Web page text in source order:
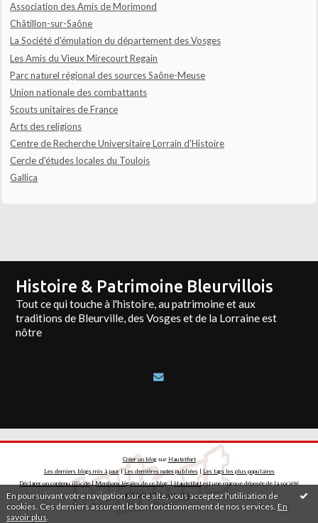
En poursuivant votre navigation sur ce site, vous acceptez l'utilisation de
cookies. Ces derniers assurent le bon fonctionnement de nos services. En
savoir plus
Association des Amis de Morimond
Châtillon-sur-Saône
La Société d'émulation du département des Vosges
Les Amis du Vieux Mirecourt Regain
Parc naturel régional des sources Saône-Meuse
Union nationale des combattants
Scouts unitaires de France
Arts des religions
Centre de Recherche Universitaire Lorrain d'Histoire
Cercle d'études locales du Toulois
Gallica
Histoire & Patrimoine Bleurvillois
Tout ce qui touche à l'histoire, au patrimoine et aux
traditions de Bleurville, des Vosges et de la Lorraine est
nôtre
Créer un blogsur Hautetfort
Les derniers blogs mis à jour|Les dernières notes publiées| Les tags les plus populaires
Déclarer un contenu illicite|Mentions légales de ce blog | Hautetfort est une marque déposée de la société
talkSpirit | Créez votreblog!